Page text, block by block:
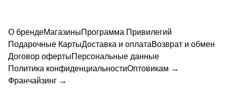
О брендеМагазиныПрограмма Привилегий
Подарочные КартыДоставка и оплатаВозврат и обмен
Договор офертыПерсональные данные
Политика конфиденциальностиОптовикам →
Франчайзинг →